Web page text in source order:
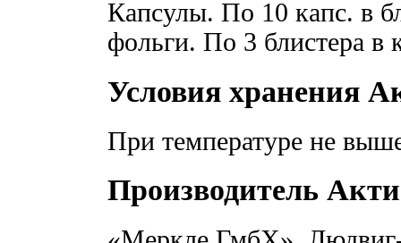
Капсулы. По 10 капс. в
фольги. По 3 блистера в
Условия хранения
При температуре не
Производитель